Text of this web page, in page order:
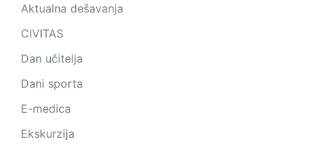
Aktualna dešavanja
CIVITAS
Dan učitelja
Dani sporta
E-medica
Ekskurzija